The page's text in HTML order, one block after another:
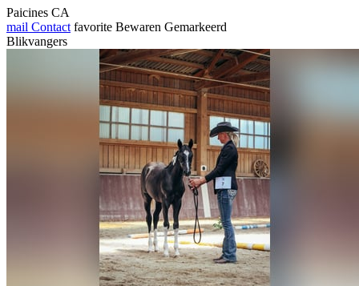
Paicines CA
mail Contact favorite Bewaren Gemarkeerd
Blikvangers